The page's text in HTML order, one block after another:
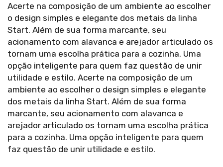
Acerte na composição de um ambiente ao escolher
o design simples e elegante dos metais da linha
Start. Além de sua forma marcante, seu
acionamento com alavanca e arejador articulado os
tornam uma escolha prática para a cozinha. Uma
opção inteligente para quem faz questão de unir
utilidade e estilo. Acerte na composição de um
ambiente ao escolher o design simples e elegante
dos metais da linha Start. Além de sua forma
marcante, seu acionamento com alavanca e
arejador articulado os tornam uma escolha prática
para a cozinha. Uma opção inteligente para quem
faz questão de unir utilidade e estilo.